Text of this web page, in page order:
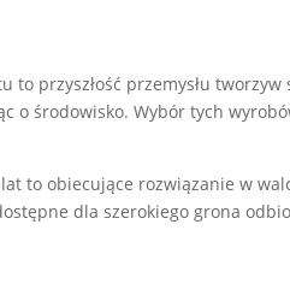
to przyszłość przemysłu
o środowisko. Wybór tych
to obiecujące rozwiązanie w
dla szerokiego grona